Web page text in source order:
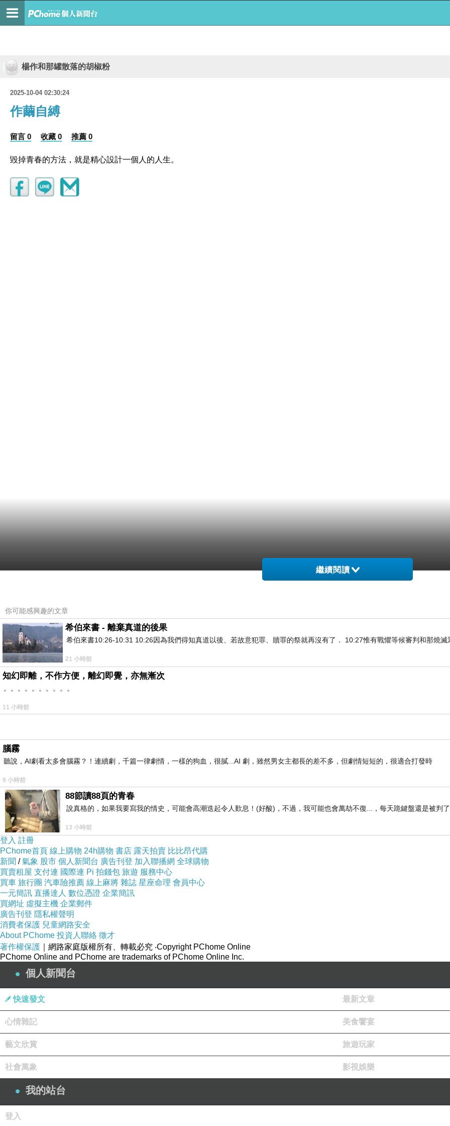
楊作和那罐散落的胡椒粉
2025-10-04 02:30:24
作繭自縛
留言 0 收藏 0 推薦 0
毀掉青春的方法，就是精心設計一個人的人生。
繼續閱讀
你可能感興趣的文章
希伯來書 - 離棄真道的後果
希伯來書10:26-10:31 10:26因為我們得知真道以後、若故意犯罪、贖罪的祭就再沒有了． 10:27惟有戰懼等候審判和那燒滅
21 小時前
知幻即離，不作方便，離幻即覺，亦無漸次
。。。。。。。。。。
11 小時前
腦霧
聽說，AI劇看太多會腦霧？！連續劇，千篇一律劇情，一樣的狗血，很膩...AI 劇，雖然男女主都長的差不多，但劇情短短的，很適合打發時
9 小時前
88節讀88頁的青春
說真格的，如果我要寫我的情史，可能會高潮迭起令人歎息！(好酸)，不過，我可能也會萬劫不復...，每天跪鍵盤還是被判
13 小時前
登入 註冊
PChome首頁 線上購物 24h購物 書店 露天拍賣 比比昂代購
新聞 /氣象 股市 個人新聞台 廣告刊登 加入聯播網 全球購物
買賣租屋 支付連 國際連 Pi 拍錢包 旅遊 服務中心
買車 旅行團 汽車險推薦 線上麻將 雜誌 星座命理 會員中心
一元簡訊 直播達人 數位憑證 企業簡訊
買網址 虛擬主機 企業郵件
廣告刊登 隱私權聲明
消費者保護 兒童網路安全
About PChome 投資人聯絡 徵才
著作權保護 ｜網路家庭版權所有、轉載必究 ‧Copyright PChome Online
PChome Online and PChome are trademarks of PChome Online Inc.
個人新聞台
快速發文 最新文章
心情雜記 美食饗宴
藝文欣賞 旅遊玩家
社會萬象 影視娛樂
我的站台
登入